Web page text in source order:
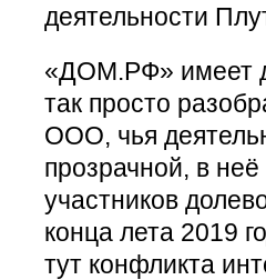
деятельности
«ДОМ.РФ» имеет
так просто
ООО, чья
прозрачной, в
участников
конца лета 2019
тут конфликта